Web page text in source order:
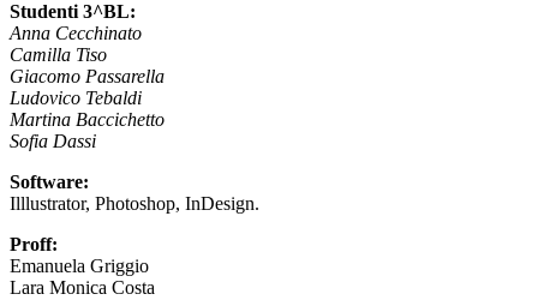
Studenti 3^BL:
Anna Cecchinato
Camilla Tiso
Giacomo Passarella
Ludovico Tebaldi
Martina Baccichetto
Sofia Dassi
Software:
Illlustrator, Photoshop, InDesign.
Proff:
Emanuela Griggio
Lara Monica Costa